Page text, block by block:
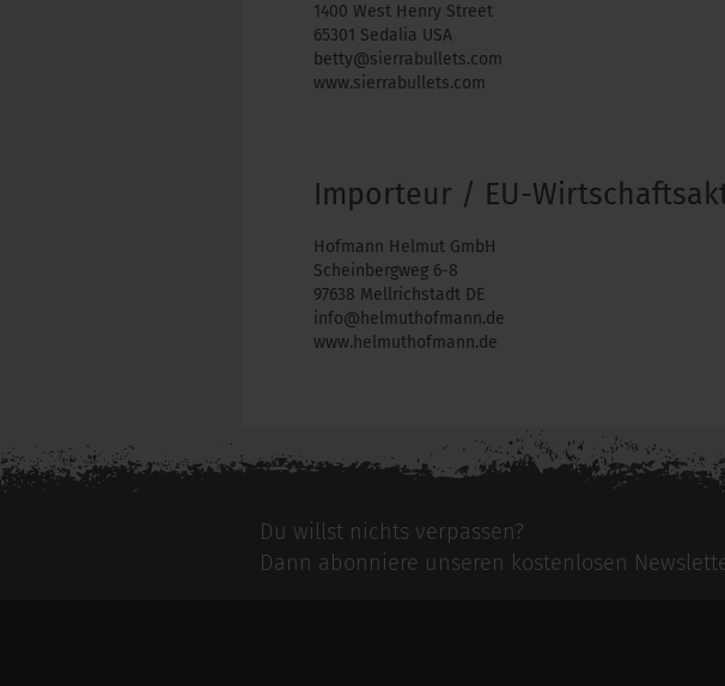
1400 West Henry Street
65301 Sedalia USA
betty@sierrabullets.com
www.sierrabullets.com
Importeur / EU-
Hofmann Helmut GmbH
Scheinbergweg 6-8
97638 Mellrichstadt DE
info@helmuthofmann.de
www.helmuthofmann.de
Du willst nichts verpassen?
Dann abonniere unseren kostenlosen